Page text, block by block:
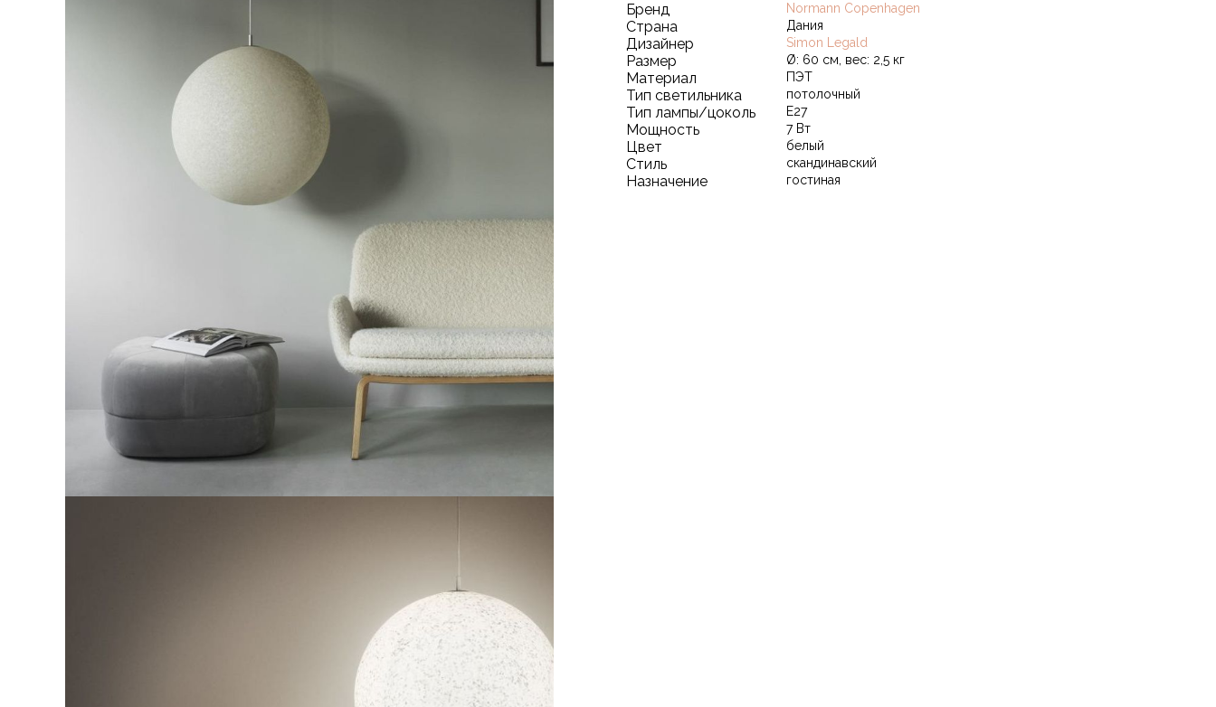
Бренд Normann Copenhagen
Страна Дания
Дизайнер Simon Legald
Размер Ø: 60 см, вес: 2,5 кг
Материал ПЭТ
Тип светильника потолочный
Тип лампы/цоколь E27
Мощность 7 Вт
Цвет белый
Стиль скандинавский
Назначение гостиная